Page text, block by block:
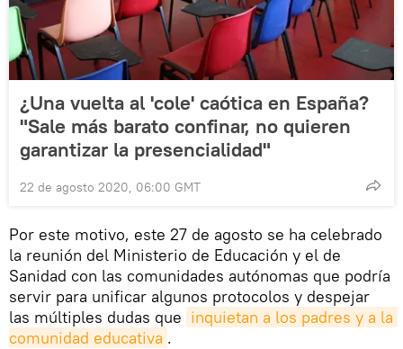
¿Una vuelta al 'cole' caótica en España?
"Sale más barato confinar, no quieren
garantizar la presencialidad"
22 de agosto 2020, 06:00 GMT
Por este motivo, este 27 de agosto se ha celebrado
la reunión del Ministerio de Educación y el de
Sanidad con las comunidades autónomas que podría
servir para unificar algunos protocolos y despejar
las múltiples dudas que inquietan a los padres y a la
comunidad educativa .